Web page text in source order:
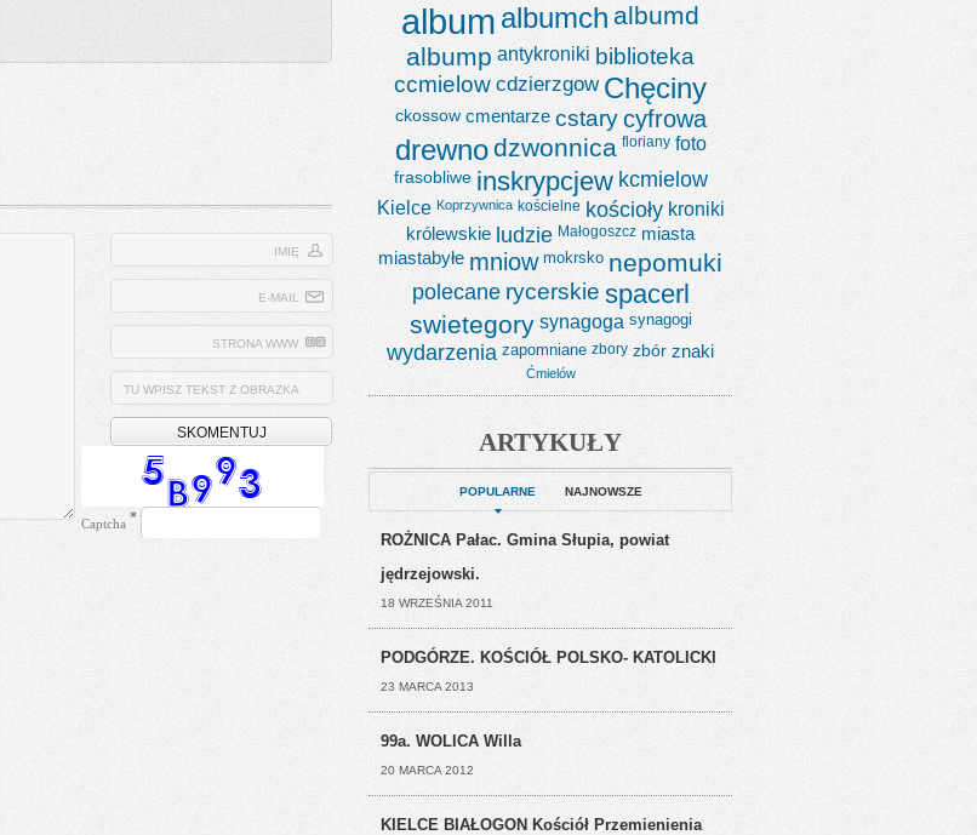
IMIĘ
E-MAIL
STRONA WWW
TU WPISZ TEKST Z OBRAZKA
Captcha *
album albumch albumd
albump antykroniki biblioteka
ccmielow cdzierzgow Chęciny
ckossow cmentarze cstary cyfrowa
drewnodzwonnica floriany foto
frasobliwe inskrypcjew kcmielow
Kielce Koprzywnica kościelne kościoły kroniki
królewskie ludzie Małogoszcz miasta
miastabyłe mniow mokrsko nepomuki
polecane rycerskie spacerl
swietegory synagoga synagogi
wydarzenia zapomniane zbory zbór znaki
Ćmielów
ARTYKUŁY
POPULARNE NAJNOWSZE
ROŻNICA Pałac. Gmina Słupia, powiat
jędrzejowski.
18 WRZEŚNIA 2011
PODGÓRZE. KOŚCIÓŁ POLSKO- KATOLICKI
23 MARCA 2013
99a. WOLICA Willa
20 MARCA 2012
KIELCE BIAŁOGON Kościół Przemienienia